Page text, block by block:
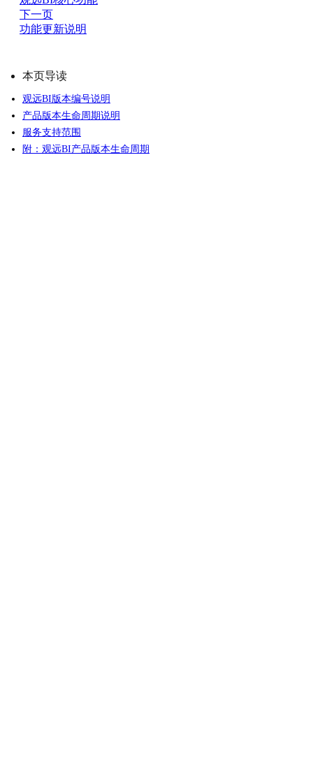
下一页
功能更新说明
本页导读
观远BI版本编号说明
产品版本生命周期说明
服务支持范围
附：观远BI产品版本生命周期